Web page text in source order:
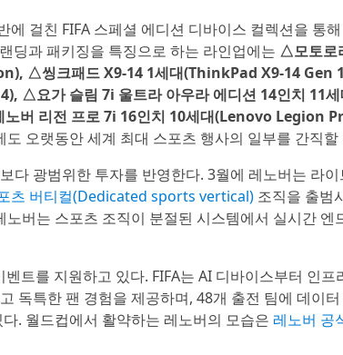
걸친 FIFA 스페셜 에디션 디바이스 컬렉션을 통
딩과 패키징을 특징으로 하는 라인업에는 △모토로
△씽크패드 X9-14 1세대(ThinkPad X9-14 Gen
△요가 슬림 7i 울트라 아우라 에디션 14인치 11
리전 프로 7i 16인치 10세대(Lenovo Legion
오랫동안 세계 최대 스포츠 행사의 일부를 간직할
다 광범위한 투자를 반영한다. 3월에 레노버는 라이
츠 버티컬(Dedicated sports vertical)조직을 출범
버는 스포츠 조직이 분절된 시스템에서 실시간 엔
트를 지원하고 있다. FIFA는 AI 디바이스부터 인프
독특한 팬 경험을 제공하며, 48개 출전 팀에 데이
. 월드컵에서 활약하는 레노버의 모습은 레노버 공